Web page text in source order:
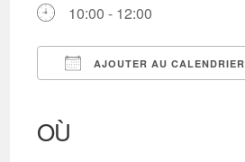
10:00 - 12:00
AJOUTER AU CALENDRIER
OÙ